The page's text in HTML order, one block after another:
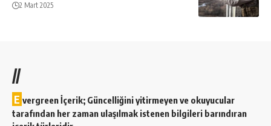
2 Mart 2025
//
E vergreen İçerik; Güncelliğini yitirmeyen ve okuyucular
tarafından her zaman ulaşılmak istenen bilgileri barındıran